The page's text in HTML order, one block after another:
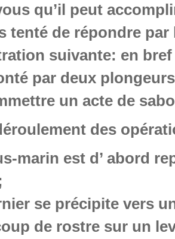
qu’il peut
tenté de répondre par
suivante: en bref
par deux
un acte de
des
marin est d’ abord
se précipite vers
de rostre sur un